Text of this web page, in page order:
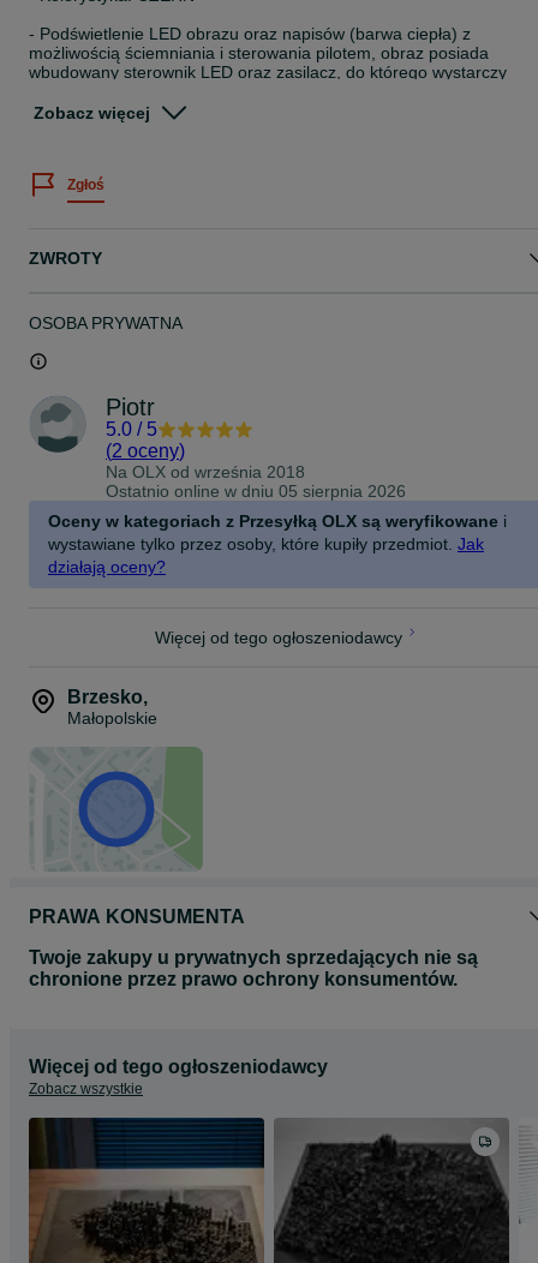
- Podświetlenie LED obrazu oraz napisów (barwa ciepła) z
możliwością ściemniania i sterowania pilotem, obraz posiada
wbudowany sterownik LED oraz zasilacz, do którego wystarczy
neodymowych przez co bardzo szybko, łatwo i beznarzędziowo
można je zdemontować)
na RAL 9005 MAT (drobna struktura)
wysokość 14cm)
- Waga: 20 kg
Makieta prezentuje się niezwykle efektownie zarówno z
podświetleniem, jak i bez niego – to świetny element dekoracyjny
nowoczesnych, loftowych i industrialnych wnętrz, salonu, biura,
gabinetu lub przestrzeni komercyjnych.
Ze względu na duży rozmiar i wagę obrazu preferuję odbiór
osobisty.
Jestem również przygotowany na wysyłkę kurierem – obraz pakuję
w solidną, wzmacnianą skrzynię, która zapewnia bezpieczny
transport
Zobacz więcej
Zgłoś
ZWROTY
OSOBA PRYWATNA
Piotr
5.0 / 5
(2 oceny)
Na OLX od września 2018
Ostatnio online w dniu 05 sierpnia 2026
Oceny w kategoriach z Przesyłką OLX są weryfikowane i
wystawiane tylko przez osoby, które kupiły przedmiot. Jak
działają oceny?
Więcej od tego ogłoszeniodawcy
Brzesko,
Małopolskie
PRAWA KONSUMENTA
Twoje zakupy u prywatnych sprzedających nie są
chronione przez prawo ochrony konsumentów.
Więcej od tego ogłoszeniodawcy
Zobacz wszystkie